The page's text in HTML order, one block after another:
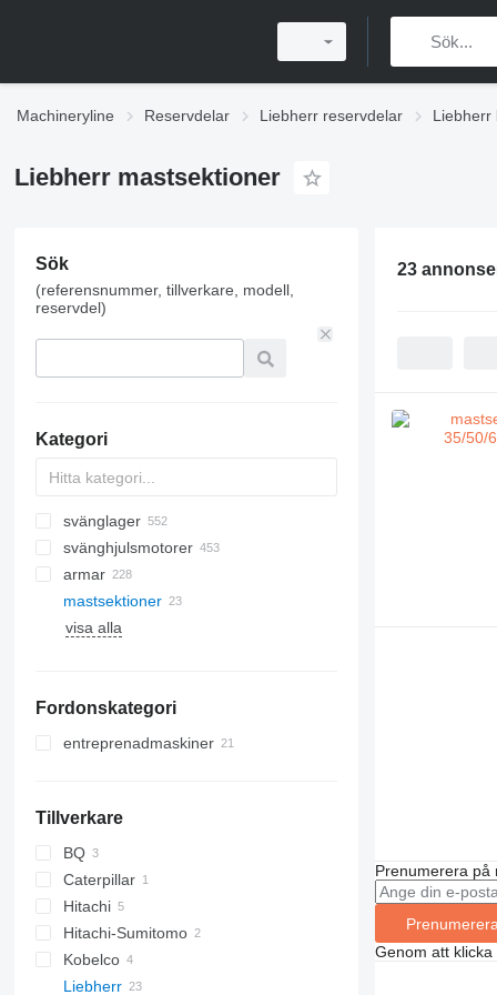
Machineryline Reservdelar Liebherr reservdelar Liebherr
Liebherr mastsektioner
Sök
(referensnummer, tillverkare, modell,
reservdel)
Kategori
svänglager
svänghjulsmotorer
armar
mastsektioner
visa alla
Fordonskategori
entreprenadmaskiner
mobilkranar
tornkranar
Tillverkare
BQ
Caterpillar
AC
Hitachi
KH
Hitachi-Sumitomo
SCX
Kobelco
7065
KMK
Liebherr
23
Prenumerera på
Prenumerera
Genom att